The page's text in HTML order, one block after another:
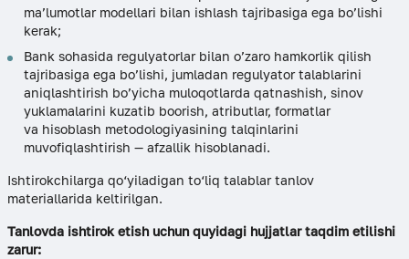
ma’lumotlar modellari bilan ishlash tajribasiga ega bo’lishi
kerak;
Bank sohasida regulyatorlar bilan o’zaro hamkorlik qilish
tajribasiga ega bo’lishi, jumladan regulyator talablarini
aniqlashtirish bo’yicha muloqotlarda qatnashish, sinov
yuklamalarini kuzatib boorish, atributlar, formatlar
va hisoblash metodologiyasining talqinlarini
muvofiqlashtirish — afzallik hisoblanadi.
Ishtirokchilarga qo‘yiladigan to‘liq talablar tanlov
materiallarida keltirilgan.
Tanlovda ishtirok etish uchun quyidagi hujjatlar taqdim etilishi
zarur: